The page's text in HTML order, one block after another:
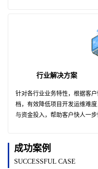
行业解决方案
针对各行业业务特性，根据客
档，有效降低项目开发运维难
与资金投入，帮助客户快人一步
成功案例
SUCCESSFUL CASE